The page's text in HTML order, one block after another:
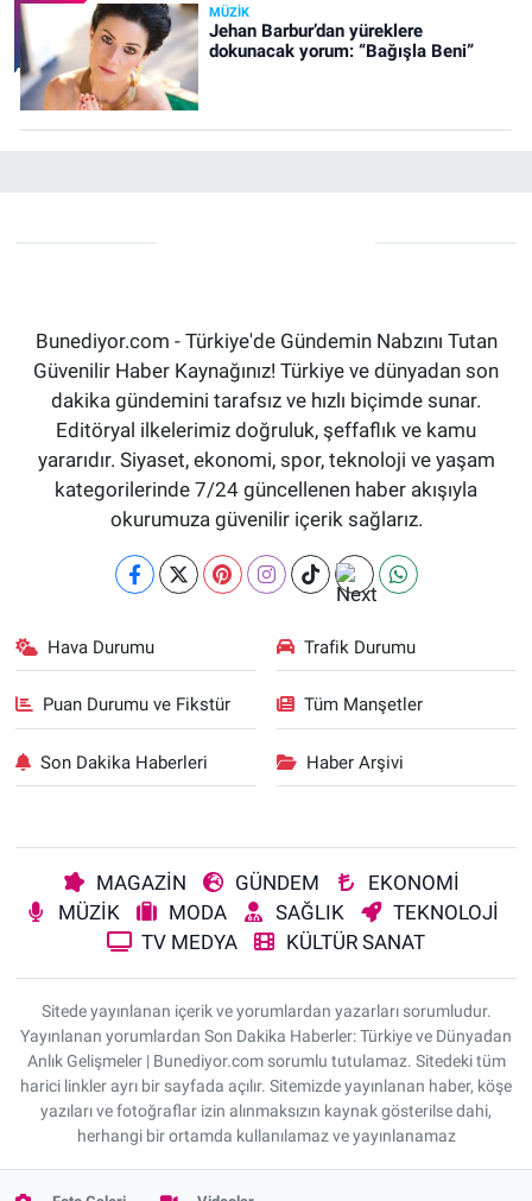
MÜZIK
Jehan Barbur’dan yüreklere
dokunacak yorum: “Bağışla Beni”
Bunediyor.com - Türkiye'de Gündemin Nabzını Tutan
Güvenilir Haber Kaynağınız! Türkiye ve dünyadan son
dakika gündemini tarafsız ve hızlı biçimde sunar.
Editöryal ilkelerimiz doğruluk, şeffaflık ve kamu
yararıdır. Siyaset, ekonomi, spor, teknoloji ve yaşam
kategorilerinde 7/24 güncellenen haber akışıyla
okurumuza güvenilir içerik sağlarız.
Hava Durumu Trafik Durumu
Puan Durumu ve Fikstür Tüm Manşetler
Son Dakika Haberleri Haber Arşivi
MAGAZİN GÜNDEM
EKONOMİ
MÜZİK
MODA SAĞLIK
TEKNOLOJİ
TV MEDYA
KÜLTÜR SANAT
Sitede yayınlanan içerik ve yorumlardan yazarları sorumludur.
Yayınlanan yorumlardan Son Dakika Haberler: Türkiye ve Dünyadan
Anlık Gelişmeler | Bunediyor.com sorumlu tutulamaz. Sitedeki tüm
harici linkler ayrı bir sayfada açılır. Sitemizde yayınlanan haber, köşe
yazıları ve fotoğraflar izin alınmaksızın kaynak gösterilse dahi,
herhangi bir ortamda kullanılamaz ve yayınlanamaz